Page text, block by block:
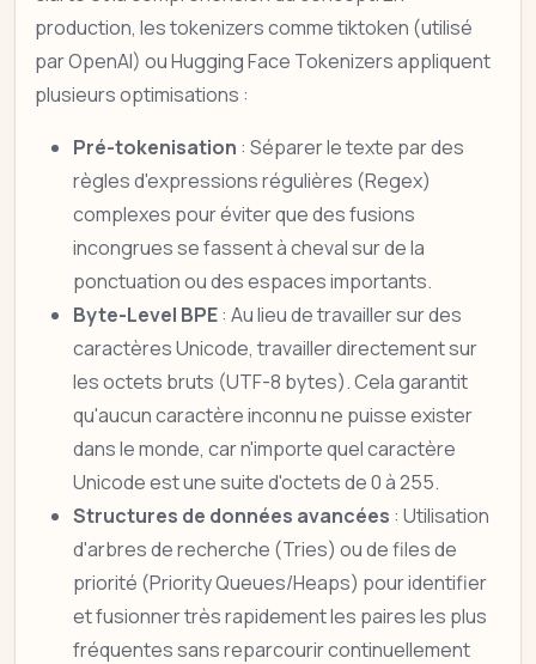
production, les tokenizers comme tiktoken (utilisé
par OpenAI) ou Hugging Face Tokenizers appliquent
plusieurs optimisations :
Pré-tokenisation : Séparer le texte par des
règles d'expressions régulières (Regex)
complexes pour éviter que des fusions
incongrues se fassent à cheval sur de la
ponctuation ou des espaces importants.
Byte-Level BPE: Au lieu de travailler sur des
caractères Unicode, travailler directement sur
les octets bruts (UTF-8 bytes). Cela garantit
qu'aucun caractère inconnu ne puisse exister
dans le monde, car n'importe quel caractère
Unicode est une suite d'octets de 0 à 255.
Structures de données avancées : Utilisation
d'arbres de recherche (Tries) ou de files de
priorité (Priority Queues/Heaps) pour identifier
et fusionner très rapidement les paires les plus
fréquentes sans reparcourir continuellement